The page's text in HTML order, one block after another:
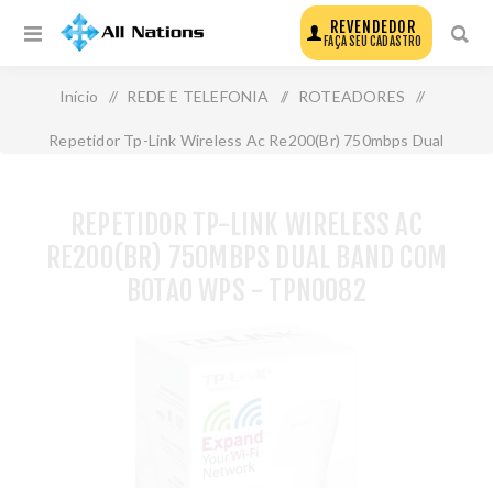
REVENDEDOR
FAÇA SEU CADASTRO
Início / REDE E TELEFONIA / ROTEADORES /
Repetidor Tp-Link Wireless Ac Re200(Br) 750mbps Dual